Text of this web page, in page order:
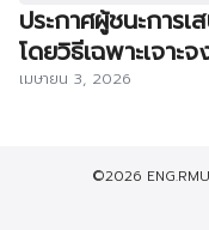
ประกาศผู้ชนะการ
โดยวิธีเฉพาะเจา
เมษายน 3, 2026
©2026